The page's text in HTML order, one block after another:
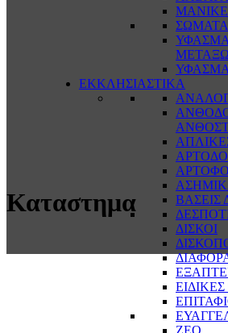
ΣΩΜΑΤΑ
ΕΚΚΛΗΣΙΑΣΤΙΚΑ
ΒΑΣΕΙΣ
ΔΙΣΚΟΙ
ΖΕΟ
Καταστημα